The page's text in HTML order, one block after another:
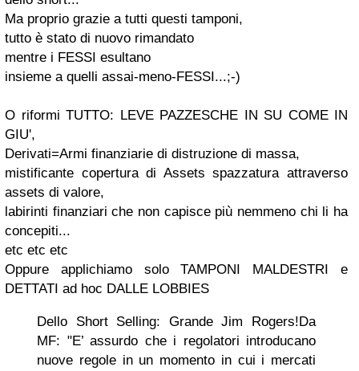
Ma proprio grazie a tutti questi tamponi,
tutto è stato di nuovo rimandato
mentre i FESSI esultano
insieme a quelli assai-meno-FESSI...;-)
O riformi TUTTO: LEVE PAZZESCHE IN SU COME IN
GIU',
Derivati=Armi finanziarie di distruzione di massa,
mistificante copertura di Assets spazzatura attraverso
assets di valore,
labirinti finanziari che non capisce più nemmeno chi li ha
concepiti...
etc etc etc
Oppure applichiamo solo TAMPONI MALDESTRI e
DETTATI ad hoc DALLE LOBBIES
Dello Short Selling: Grande Jim Rogers!Da
MF: "E’ assurdo che i regolatori introducano
nuove regole in un momento in cui i mercati